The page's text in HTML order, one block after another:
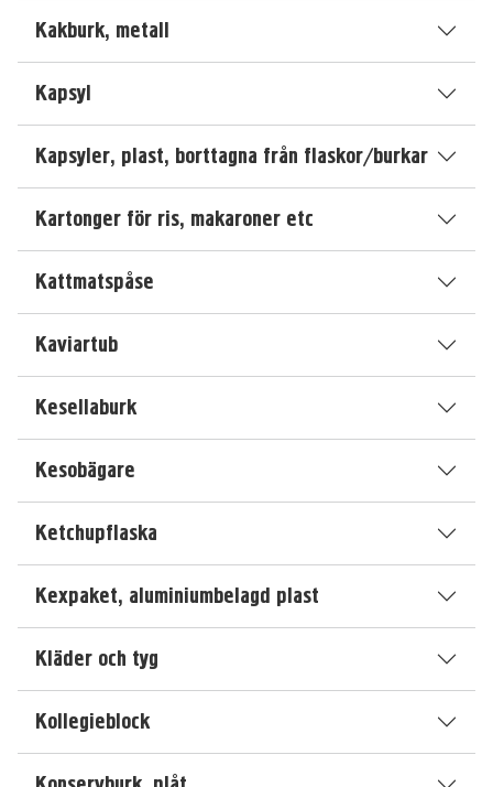
Kakburk, metall
Kapsyl
Kapsyler, plast, borttagna från flaskor/burkar
Kartonger för ris, makaroner etc
Kattmatspåse
Kaviartub
Kesellaburk
Kesobägare
Ketchupflaska
Kexpaket, aluminiumbelagd plast
Kläder och tyg
Kollegieblock